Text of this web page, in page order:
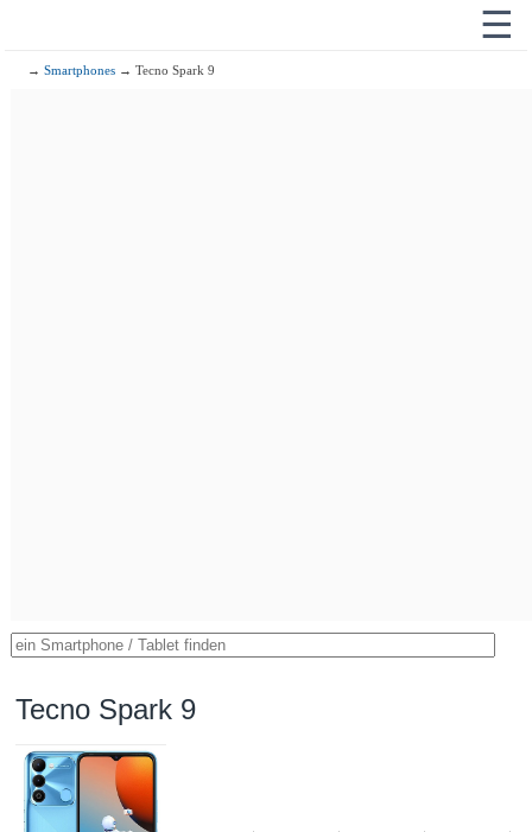
☰
→Smartphones → Tecno Spark 9
Tecno Spark 9